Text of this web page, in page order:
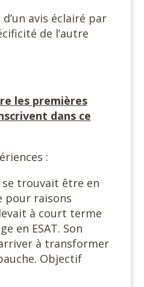
avis éclairé par
de l’autre
les premières
dans ce
:
se trouvait être en
pour raisons
à court terme
en ESAT. Son
à transformer
Objectif